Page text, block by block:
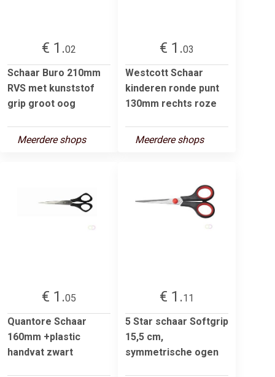
€ 1.02
Schaar Buro 210mm
RVS met kunststof
grip groot oog
Meerdere shops
€ 1.03
Westcott Schaar
kinderen ronde punt
130mm rechts roze
Meerdere shops
€ 1.05
Quantore Schaar
160mm +plastic
handvat zwart
€ 1.11
5 Star schaar Softgrip
15,5 cm,
symmetrische ogen